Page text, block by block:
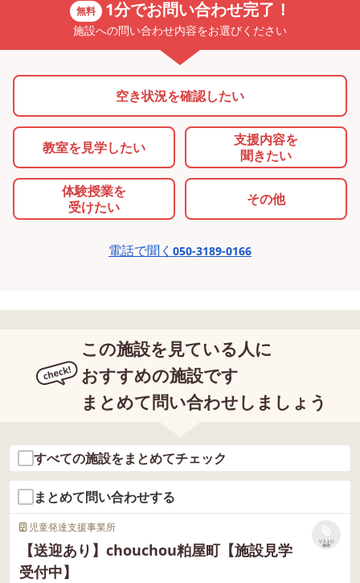
無料 1分でお問い合わせ完了！
施設への問い合わせ内容をお選びください
空き状況を確認したい
教室を見学したい
支援内容を
聞きたい
体験授業を
受けたい
その他
電話で聞く 050-3189-0166
この施設を見ている人に
おすすめの施設です
まとめて問い合わせしましょう
すべての施設をまとめてチェック
まとめて問い合わせする
児童発達支援事業所
【送迎あり】chouchou粕屋町【施設見学
受付中】
リストに
保存